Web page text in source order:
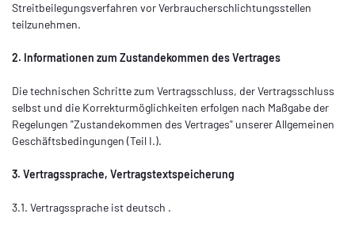
Streitbeilegungsverfahren vor Verbraucherschlichtungsstellen
teilzunehmen.
2. Informationen zum Zustandekommen des Vertrages
Die technischen Schritte zum Vertragsschluss, der Vertragsschluss
selbst und die Korrekturmöglichkeiten erfolgen nach Maßgabe der
Regelungen "Zustandekommen des Vertrages" unserer Allgemeinen
Geschäftsbedingungen (Teil I.).
3. Vertragssprache, Vertragstextspeicherung
3.1. Vertragssprache ist deutsch .